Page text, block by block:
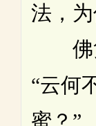
法，
佛复
“云何
蜜？”